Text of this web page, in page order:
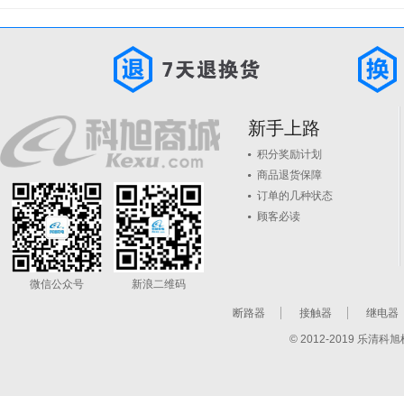
微信公众号 新浪二维码
新手上路
积分奖励计划
商品退货保障
订单的几种状态
顾客必读
断路器 接触器 继电器
© 2012-2019 乐清科旭